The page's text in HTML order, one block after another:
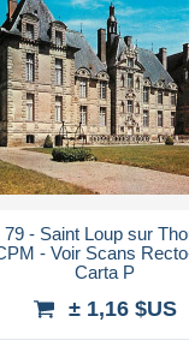
- Saint Loup sur
- Voir Scans
Carta P
± 1,16 $US